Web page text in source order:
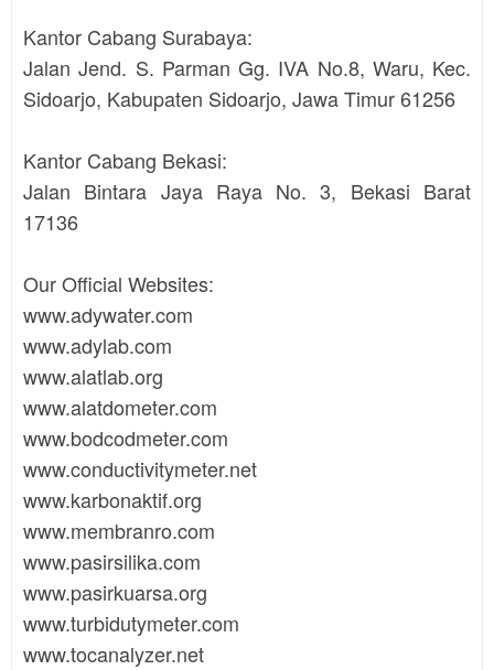
Kantor Cabang Surabaya:
Jalan Jend. S. Parman Gg. IVA No.8, Waru, Kec.
Sidoarjo, Kabupaten Sidoarjo, Jawa Timur 61256
Kantor Cabang Bekasi:
Jalan Bintara Jaya Raya No. 3, Bekasi Barat
17136
Our Official Websites:
www.adywater.com
www.adylab.com
www.alatlab.org
www.alatdometer.com
www.bodcodmeter.com
www.conductivitymeter.net
www.karbonaktif.org
www.membranro.com
www.pasirsilika.com
www.pasirkuarsa.org
www.turbidutymeter.com
www.tocanalyzer.net